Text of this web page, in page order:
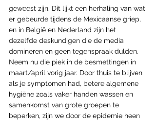
geweest zijn. Dit lijkt een herhaling van wat
er gebeurde tijdens de Mexicaanse griep,
en in België en Nederland zijn het
dezelfde deskundigen die de media
domineren en geen tegenspraak dulden.
Neem nu die piek in de besmettingen in
maart/april vorig jaar. Door thuis te blijven
als je symptomen had, betere algemene
hygiëne zoals vaker handen wassen en
samenkomst van grote groepen te
beperken, zijn we door de epidemie heen